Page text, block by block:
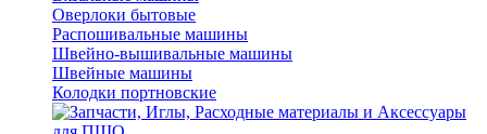
Оверлоки бытовые
Распошивальные машины
Швейно-вышивальные машины
Швейные машины
Колодки портновские